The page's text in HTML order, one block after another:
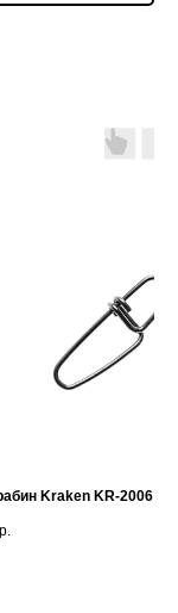
Kraken KR-2006
р.